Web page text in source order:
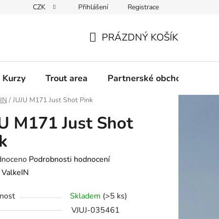
CZK Přihlášení Registrace
KOŠÍK
PRÁZDNÝ KOŠÍK
Kurzy Trout area Partnerské obchody
/ JUJU M171 Just Shot Pink
M171 Just Shot
Podrobnosti hodnocení
ValkeIN
Skladem (>5 ks)
VJUJ-035461